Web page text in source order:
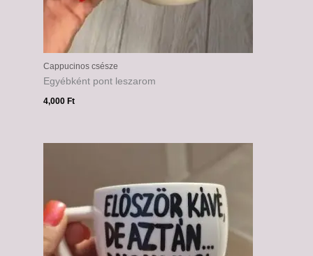
Cappucinos csésze
Egyébként pont leszarom
4,000Ft